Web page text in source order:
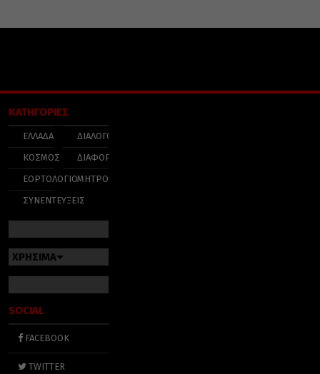
ΚΑΤΗΓΟΡΙΕΣ
ΕΛΛΑΔΑ
ΚΟΣΜΟΣ
ΕΟΡΤΟΛΟΓΙΟ
ΣΥΝΕΝΤΕΥΞΕΙΣ
ΔΙΑΛΟΓΟΣ
ΔΙΑΦΟΡΑ
ΜΗΤΡΟΠΟΛΕΙΣ
ΧΡΗΣΙΜΑ
SOCIAL
FACEBOOK
TWITTER